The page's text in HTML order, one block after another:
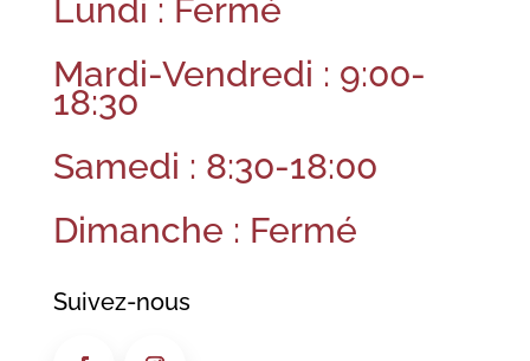
Lundi : Fermé
Mardi-Vendredi : 9:00-
18:30
Samedi : 8:30-18:00
Dimanche : Fermé
Suivez-nous